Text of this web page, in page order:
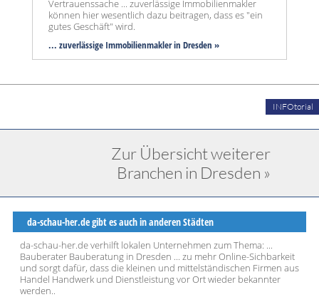
Vertrauenssache ... zuverlässige Immobilienmakler
können hier wesentlich dazu beitragen, dass es "ein
gutes Geschäft" wird.
... zuverlässige Immobilienmakler in Dresden »
INFOtorial
Zur Übersicht weiterer
Branchen in Dresden »
da-schau-her.de gibt es auch in anderen Städten
da-schau-her.de verhilft lokalen Unternehmen zum Thema: ...
Bauberater Bauberatung in Dresden ... zu mehr Online-Sichbarkeit
und sorgt dafür, dass die kleinen und mittelständischen Firmen aus
Handel Handwerk und Dienstleistung vor Ort wieder bekannter
werden..